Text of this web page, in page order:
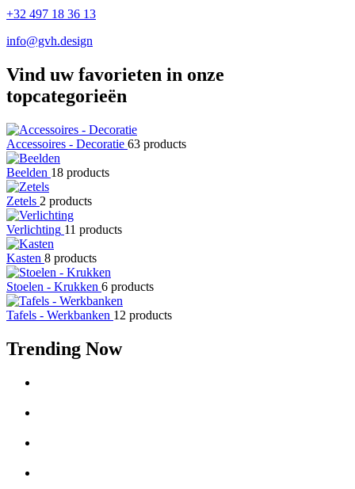
+32 497 18 36 13
info@gvh.design
Vind uw favorieten in onze
topcategorieën
Accessoires - Decoratie 63 products
Beelden 18 products
Zetels 2 products
Verlichting 11 products
Kasten 8 products
Stoelen - Krukken 6 products
Tafels - Werkbanken 12 products
Trending Now